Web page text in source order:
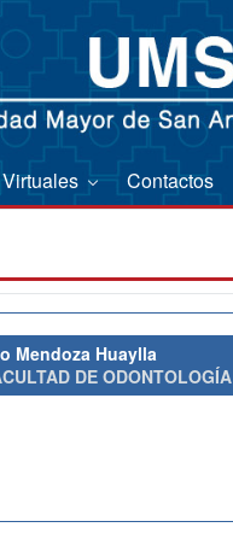
Contactos
Mendoza Huaylla
DE ODONTOLOGÍA